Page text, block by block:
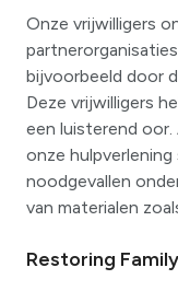
Onze vrijwilligers
bijvoorbeeld door
Deze vrijwilligers
een luisterend
onze
noodgevallen
van materialen
Restoring